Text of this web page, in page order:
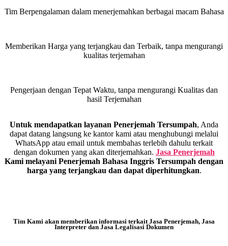
Tim Berpengalaman dalam menerjemahkan berbagai macam Bahasa
Memberikan Harga yang terjangkau dan Terbaik, tanpa mengurangi
kualitas terjemahan
Pengerjaan dengan Tepat Waktu, tanpa mengurangi Kualitas dan
hasil Terjemahan
Untuk mendapatkan layanan Penerjemah Tersumpah, Anda
dapat datang langsung ke kantor kami atau menghubungi melalui
WhatsApp atau email untuk membahas terlebih dahulu terkait
dengan dokumen yang akan diterjemahkan. Jasa Penerjemah
Kami melayani Penerjemah Bahasa Inggris Tersumpah dengan
harga yang terjangkau dan dapat diperhitungkan.
Tim Kami akan memberikan informasi terkait Jasa Penerjemah, Jasa
Interpreter dan Jasa Legalisasi Dokumen